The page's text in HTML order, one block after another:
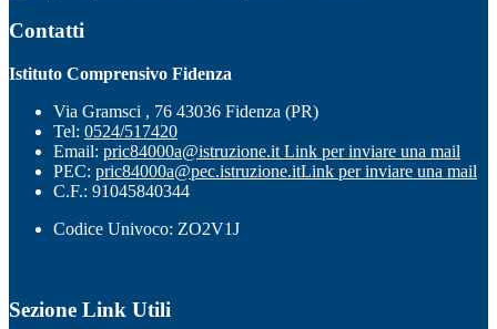
Contatti
Istituto Comprensivo Fidenza
Via Gramsci , 76 43036 Fidenza (PR)
Tel: 0524/517420
Email: pric84000a@istruzione.it Link per inviare una mail
PEC: pric84000a@pec.istruzione.itLink per inviare una mail
C.F.: 91045840344
Codice Univoco: ZO2V1J
Sezione Link Utili